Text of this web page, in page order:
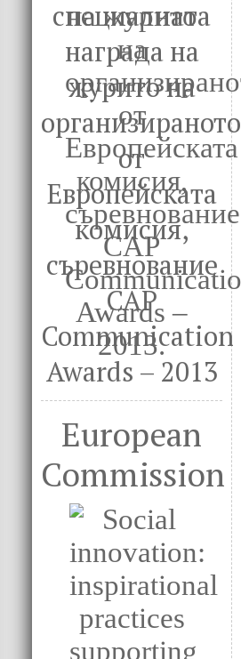
специалната
награда на
журито на
организираното
от
Европейската
комисия,
съревнование
CAP
Communication
Awards – 2013
European
Commission